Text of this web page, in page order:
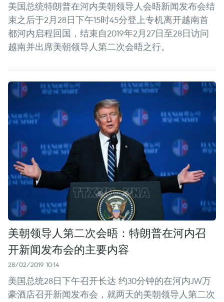
美国总统特朗普在河内美朝领导人会晤新闻发布会结
束之后于2月28日下午15时45分登上专机离开越南首
都河内启程回国，结束自2019年2月27日至28日访问
越南并出席美朝领导人第二次会晤之行。
美朝领导人第二次会晤：特朗普在河内召
开新闻发布会的主要内容
28/02/2019 10:14
美国总统28日下午召开长达 约30分钟的在河内JW万
豪酒店召开新闻发布会，就两天的美朝领导人第二次